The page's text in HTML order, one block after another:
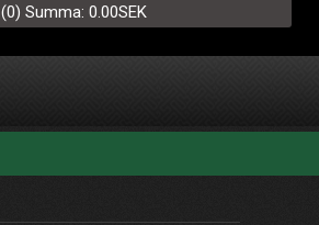
(0) Summa: 0.00SEK